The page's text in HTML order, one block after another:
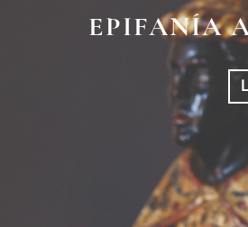
EPIFANÍA
LA
UN PASTEL